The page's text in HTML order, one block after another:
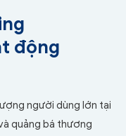
động
người dùng lớn tại
quảng bá thương